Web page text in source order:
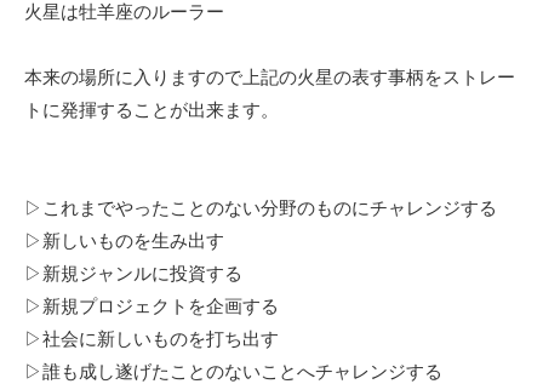
火星は牡羊座のルーラー
本来の場所に入りますので上記の火星の表す事柄をストレー
トに発揮することが出来ます。
▷これまでやったことのない分野のものにチャレンジする
▷新しいものを生み出す
▷新規ジャンルに投資する
▷新規プロジェクトを企画する
▷社会に新しいものを打ち出す
▷誰も成し遂げたことのないことへチャレンジする